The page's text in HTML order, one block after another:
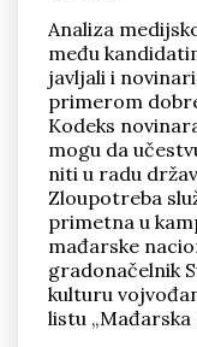
Analiza
među
javljali i
primerom
Kodeks
mogu da
niti u radu
Zloupotreba
primetna u
mađarske
gradonačelnik
kulturu
listu „Mađarska